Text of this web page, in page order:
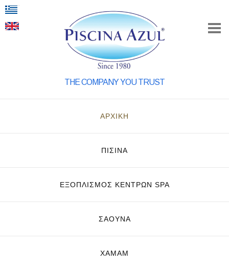
THE COMPANY YOU TRUST
ΑΡΧΙΚΗ
ΠΙΣΙΝΑ
ΕΞΟΠΛΙΣΜΌΣ ΚΈΝΤΡΩΝ SPA
ΣΑΟΥΝΑ
ΧΑΜΑΜ